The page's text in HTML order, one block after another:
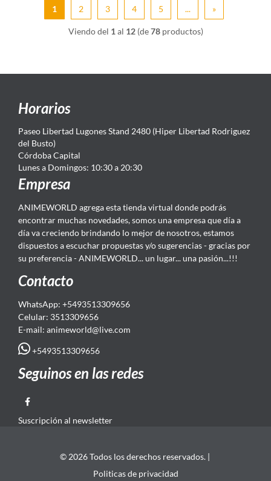
1 2 3 4 5 ... »
Viendo del 1 al 12(de78productos)
Horarios
Paseo Libertad Lugones Stand 2480 (Hiper Libertad Rodriguez
del Busto)
Córdoba Capital
Lunes a Domingos: 10:30 a 20:30
Empresa
ANIMEWORLD agrega esta tienda virtual donde podrás
encontrar muchas novedades, somos una empresa que día a
día va creciendo brindando lo mejor de nosotros, estamos
dispuestos a escuchar propuestas y/o sugerencias - gracias por
su preferencia - ANIMEWORLD... un lugar... una pasión...!!!
Contacto
WhatsApp: +5493513309656
Celular: 3513309656
E-mail: animeworld@live.com
+5493513309656
Seguinos en las redes
Suscripción al newsletter
© 2026 Todos los derechos reservados. |
Politicas de privacidad